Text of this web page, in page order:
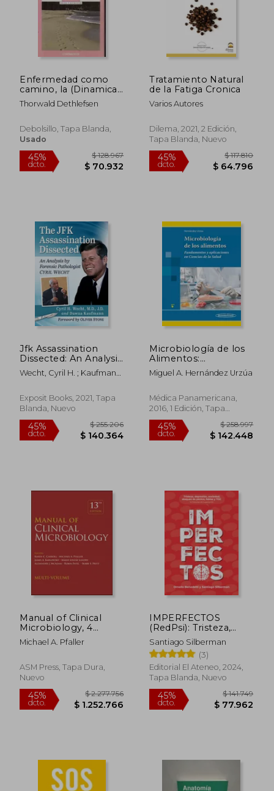
10% $ 593.000 45%
Enfermedad como
camino, la (Dinamica
(debolsillo))
Thorwald Dethlefsen
Debolsillo, Tapa Blanda,
Usado
45%
dcto. $ 70.932
Tratamiento Natural
de la Fatiga Cronica
Varios Autores
Dilema, 2021, 2 Edición,
Tapa Blanda, Nuevo
45%
dcto. $
Jfk Assassination
Dissected: An Analysis
by Forensic
Pathologist Cyril
Wecht, Cyril H. ; Kaufmann,
Exposit Books, 2021, Tapa
Blanda, Nuevo
Microbiología de los
Alimentos:
Fundamentos y
aplicaciones en
Miguel A. Hernández Urzúa
Médica Panamericana,
2016, 1 Edición, Tapa
Blanda, Nuevo
Manual of Clinical
Microbiology, 4
Volume Set (en
Inglés)
Michael A. Pfaller
ASM Press, Tapa Dura,
Nuevo
IMPERFECTOS
(RedPsi): Tristeza,
depresión, ansiedad,
ataques de pánico,
fobias y los TOC
Santiago Silberman
(3)
Editorial El Ateneo, 2024,
Tapa Blanda, Nuevo